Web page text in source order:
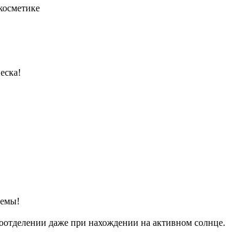
даже при нахождении на активном солнце.